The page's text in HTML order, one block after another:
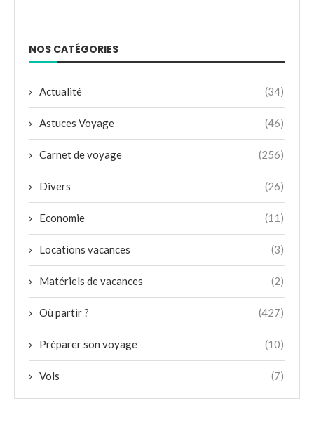
NOS CATÉGORIES
Actualité (34)
Astuces Voyage (46)
Carnet de voyage (256)
Divers (26)
Economie (11)
Locations vacances (3)
Matériels de vacances (2)
Où partir ? (427)
Préparer son voyage (10)
Vols (7)